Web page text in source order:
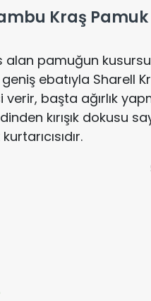
Kraş Pamuk
alan pamuğun
ebatıyla Sharell
başta ağırlık
kırışık dokusu